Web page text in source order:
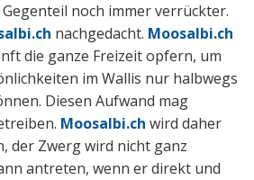
noch immer verrückter.
nachgedacht. Moosalbi.ch
die ganze Freizeit opfern, um
im Wallis nur halbwegs
Diesen Aufwand mag
Moosalbi.ch wird daher
der Zwerg wird nicht ganz
antreten, wenn er direkt und